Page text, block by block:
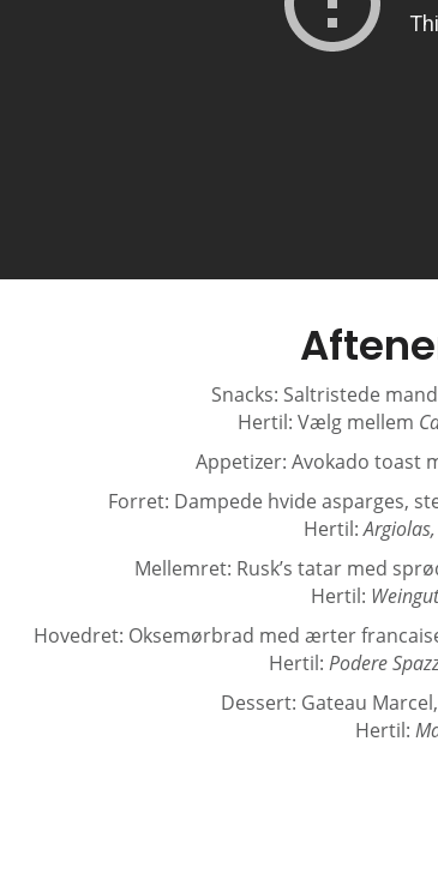
Snacks: Saltristede
Hertil: Vælg mellem
Appetizer: Avokado toast
Forret: Dampede hvide asparges,
Hertil:
Mellemret: Rusk’s tatar med
Hertil:
Hovedret: Oksemørbrad med ærter
Hertil: Podere
Dessert: Gateau
Hertil: